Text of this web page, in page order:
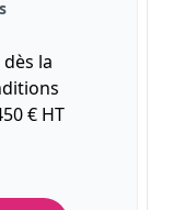
la
€ HT